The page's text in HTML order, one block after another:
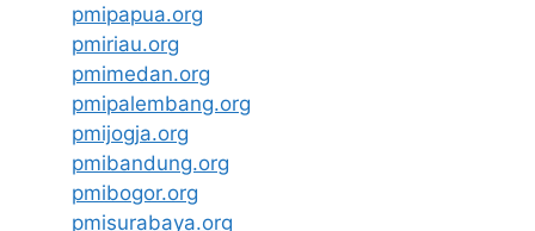
pmipapua.org
pmiriau.org
pmimedan.org
pmipalembang.org
pmijogja.org
pmibandung.org
pmibogor.org
pmisurabaya.org